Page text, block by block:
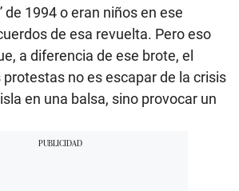
de 1994 o eran niños en ese
de esa revuelta. Pero eso
a diferencia de ese brote, el
no es escapar de la crisis
en una balsa, sino provocar un